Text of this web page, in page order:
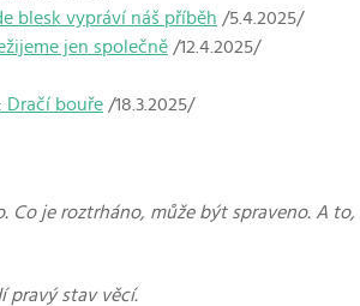
blesk vypráví náš příběh /5.4.2025/
jen společně /12.4.2025/
Dračí bouře /18.3.2025/
Co je roztrháno, může být spraveno. A
pravý stav věcí.